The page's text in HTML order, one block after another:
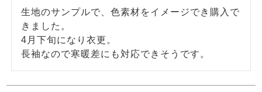
生地のサンプルで、色素材をイメージでき購入で
きました。
4月下旬になり衣更。